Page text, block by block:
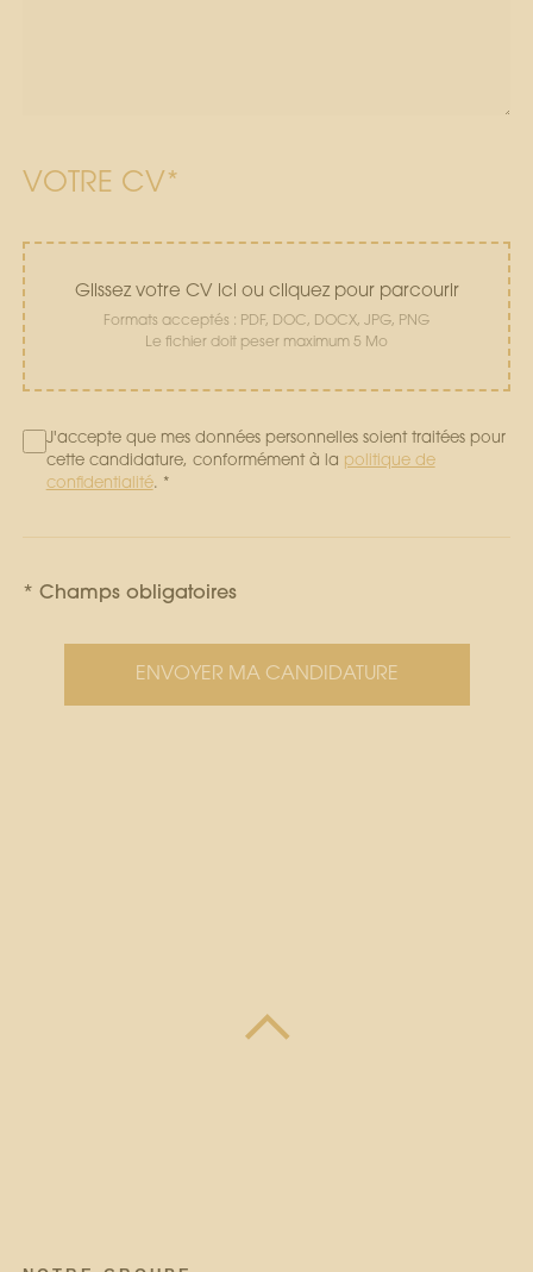
VOTRE CV*
Glissez votre CV ici ou cliquez pour parcourir
Formats acceptés : PDF, DOC, DOCX, JPG, PNG
Le fichier doit peser maximum 5 Mo
J'accepte que mes données personnelles soient traitées pour
cette candidature, conformément à la politique de
confidentialité. *
* Champs obligatoires
ENVOYER MA CANDIDATURE